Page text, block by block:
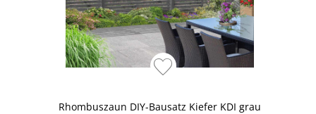
Rhombuszaun DIY-Bausatz Kiefer KDI grau